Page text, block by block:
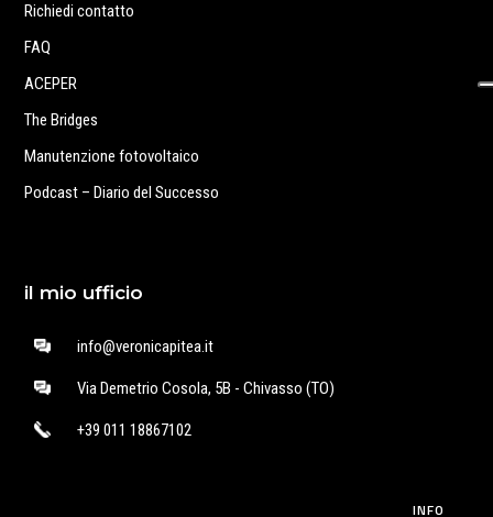
Richiedi contatto
FAQ
ACEPER
The Bridges
Manutenzione fotovoltaico
Podcast – Diario del Successo
il mio ufficio
info@veronicapitea.it
Via Demetrio Cosola, 5B - Chivasso (TO)
+39 011 18867102
INFO